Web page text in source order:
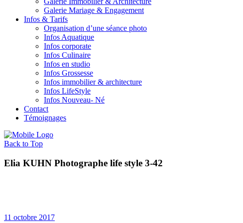
Galerie Mariage & Engagement
Infos & Tarifs
Organisation d’une séance photo
Infos Aquatique
Infos corporate
Infos Culinaire
Infos en studio
Infos Grossesse
Infos immobilier & architecture
Infos LifeStyle
Infos Nouveau- Né
Contact
Témoignages
Back to Top
Elia KUHN Photographe life style 3-42
11 octobre 2017